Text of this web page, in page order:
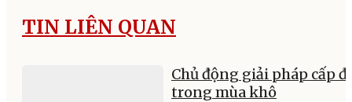
TIN LIÊN QUAN
Chủ động giải pháp cấp
trong mùa khô